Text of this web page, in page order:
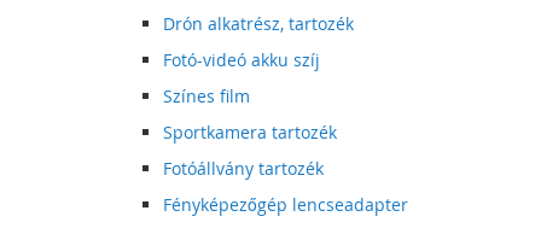
Drón alkatrész, tartozék
Fotó-videó akku szíj
Színes film
Sportkamera tartozék
Fotóállvány tartozék
Fényképezőgép lencseadapter